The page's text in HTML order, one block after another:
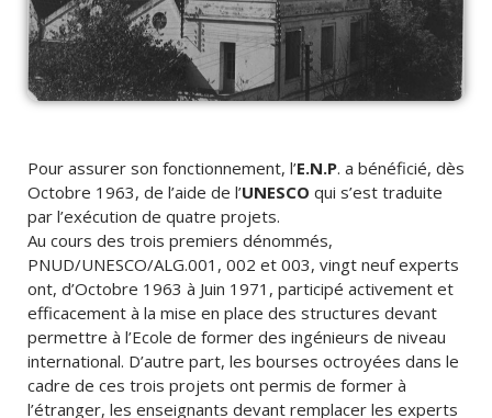
Pour assurer son fonctionnement, l’E.N.P. a bénéficié, dès
Octobre 1963, de l’aide de l’UNESCO qui s’est traduite
par l’exécution de quatre projets.
Au cours des trois premiers dénommés,
PNUD/UNESCO/ALG.001, 002 et 003, vingt neuf experts
ont, d’Octobre 1963 à Juin 1971, participé activement et
efficacement à la mise en place des structures devant
permettre à l’Ecole de former des ingénieurs de niveau
international. D’autre part, les bourses octroyées dans le
cadre de ces trois projets ont permis de former à
l’étranger, les enseignants devant remplacer les experts